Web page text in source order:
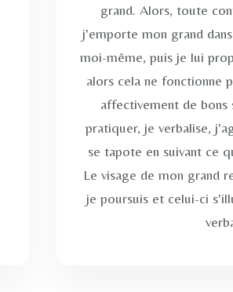
grand. Alors, toute
j'emporte mon grand
moi-même, puis je lui
alors cela ne fonctionne
affectivement de
pratiquer, je verbalise,
se tapote en suivant ce
Le visage de mon grand
je poursuis et celui-ci